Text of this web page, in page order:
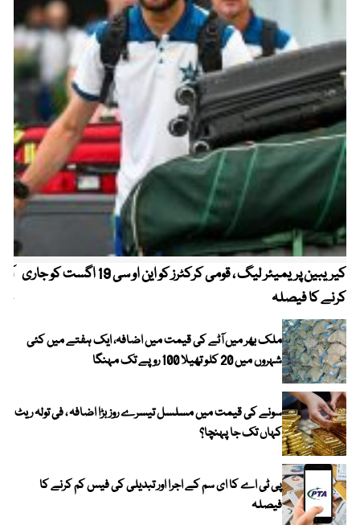
کیریبین پریمیئر لیگ ، قومی کرکٹرز کو این او سی 19 اگست کو جاری
کرنے کا فیصلہ
ملک بھر میں آٹے کی قیمت میں اضافہ، ایک ہفتے میں کئی
شہروں میں 20 کلو تھیلا 100 روپے تک مہنگا
سونے کی قیمت میں مسلسل تیسرے روز بڑا اضافہ ، فی تولہ ریٹ
کہاں تک جا پہنچا؟
پی ٹی اے کا ای سم کے اجرا اور تبدیلی کی فیس کم کرنے کا
فیصلہ